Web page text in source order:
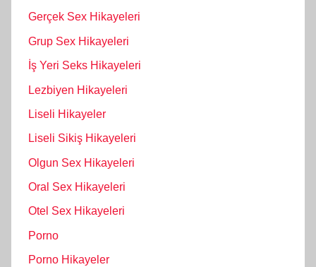
Gerçek Sex Hikayeleri
Grup Sex Hikayeleri
İş Yeri Seks Hikayeleri
Lezbiyen Hikayeleri
Liseli Hikayeler
Liseli Sikiş Hikayeleri
Olgun Sex Hikayeleri
Oral Sex Hikayeleri
Otel Sex Hikayeleri
Porno
Porno Hikayeler